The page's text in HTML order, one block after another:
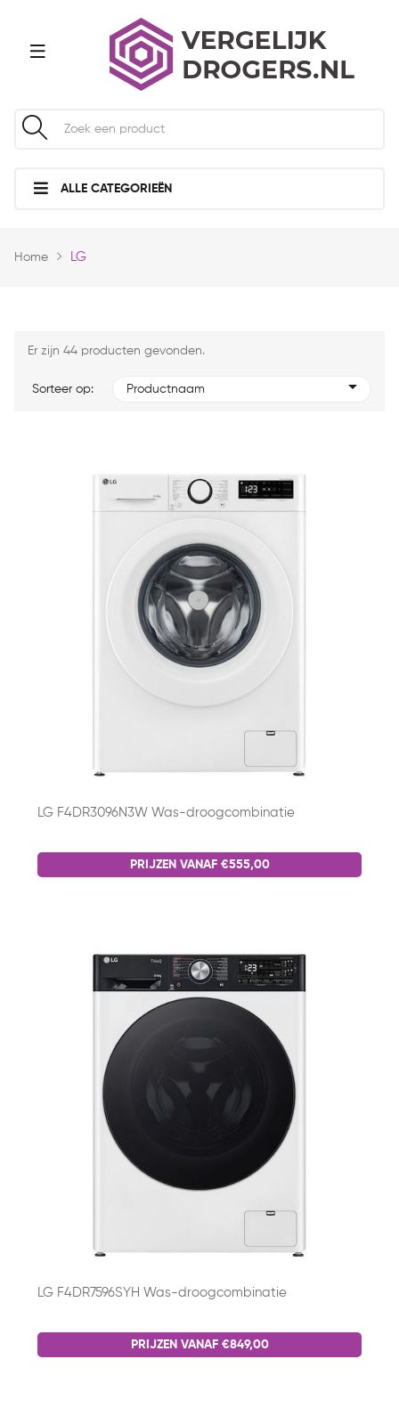
ALLE CATEGORIEËN
Home LG
Er zijn 44 producten gevonden.
Sorteer op: Productnaam
LG F4DR3096N3W Was-droogcombinatie
PRIJZEN VANAF €555,00
LG F4DR7596SYH Was-droogcombinatie
PRIJZEN VANAF €849,00